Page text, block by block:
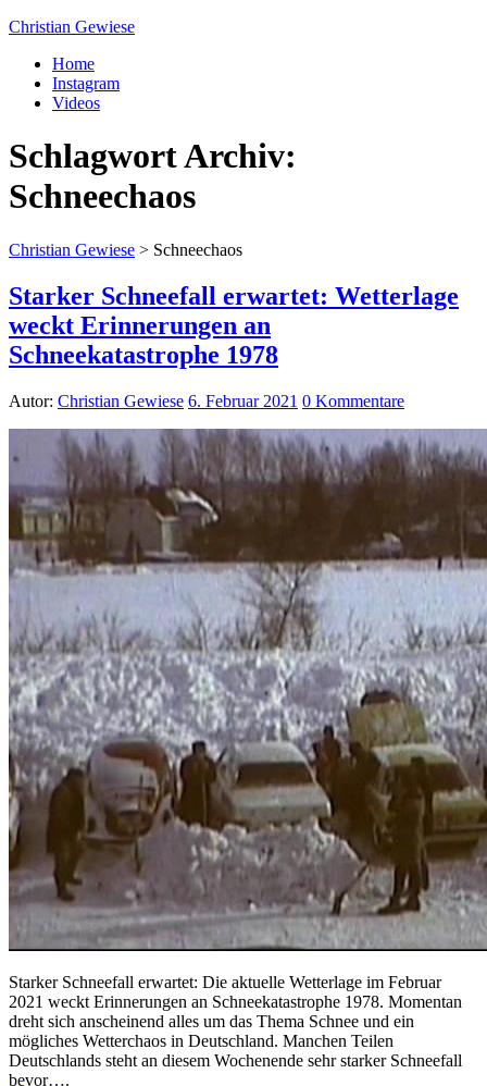
Christian Gewiese
Home
Instagram
Videos
Schlagwort Archiv:
Schneechaos
Christian Gewiese > Schneechaos
Starker Schneefall erwartet: Wetterlage
weckt Erinnerungen an
Schneekatastrophe 1978
Autor: Christian Gewiese 6. Februar 2021 0 Kommentare
Starker Schneefall erwartet: Die aktuelle Wetterlage im Februar
2021 weckt Erinnerungen an Schneekatastrophe 1978. Momentan
dreht sich anscheinend alles um das Thema Schnee und ein
mögliches Wetterchaos in Deutschland. Manchen Teilen
Deutschlands steht an diesem Wochenende sehr starker Schneefall
bevor….